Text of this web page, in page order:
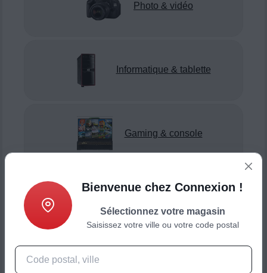
Photo & vidéo
Informatique & tablette
Gaming & console
Bienvenue chez Connexion !
Sélectionnez votre magasin
Saisissez votre ville ou votre code postal